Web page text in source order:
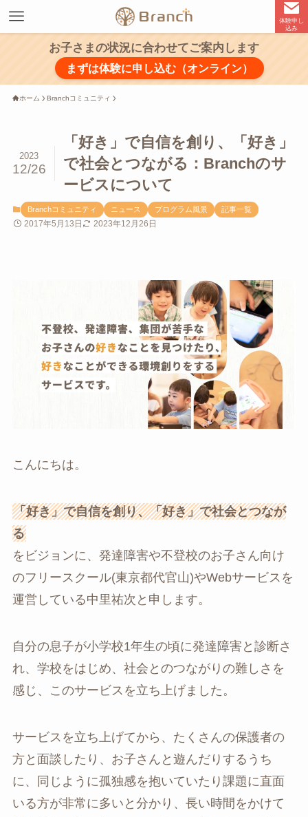
体験申し
込み
お子さまの状況に合わせてご案内します
まずは体験に申し込む（オンライン）
ホーム Branchコミュニティ
「好き」で自信を創り、「好き」
で社会とつながる：Branchのサ
ービスについて
2023
12/26
Branchコミュニティ ニュース プログラム風景 記事一覧
2017年5月13日 2023年12月26日
こんにちは。
「好き」で自信を創り、「好き」で社会とつなが
る
をビジョンに、発達障害や不登校のお子さん向け
のフリースクール(東京都代官山)やWebサービスを
運営している中里祐次と申します。
自分の息子が小学校1年生の頃に発達障害と診断さ
れ、学校をはじめ、社会とのつながりの難しさを
感じ、このサービスを立ち上げました。
サービスを立ち上げてから、たくさんの保護者の
方と面談したり、お子さんと遊んだりするうち
に、同じように孤独感を抱いていたり課題に直面
いる方が非常に多いと分かり、長い時間をかけて